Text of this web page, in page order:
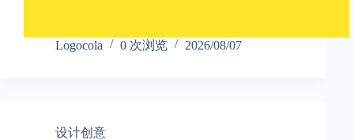
Logocola 0 次浏览 2026/08/07
设计创意